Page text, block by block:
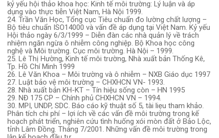
kỷ yếu hội thảo khoa học: Kinh tế môi trường: Lý luận và áp
dụng vào thực tiễn Việt Nam, Hà Nội 1999.
24. Trần Văn Học, Tổng cục Tiêu chuẩn đo lường chất lượng –
Bộ tiêu chuẩn ISO14000 và vấn đề áp dụng tại Việt Nam. Kỷ yếu
Hội thảo ngày 6/3/1999 – Diễn đàn các nhà quản lý về trách
nhiệm ngăn ngừa ô nhiễm công nghiệp. Bộ Khoa học công
nghệ và Môi trường. Cục môi trường. Hà Nội – 1999.
25. Lê Thị Hường, Kinh tế môi trường, Nhà xuất bản Thống Kê,
Tp. Hồ Chí Minh 1999
26. Lê Văn Khoa – Môi trường và ô nhiễm – NXB Giáo dục 1997
27. Luật bảo vệ môi trường – CHXHCN VN- 1993.
28. Nhà xuất bản KH-KT – Tín hiệu sống còn – HN 1995
29. NĐ 175 CP – Chính phủ CHXHCN VN – 1994.
30. MPI, UNDP, SDC. Báo cáo kỹ thuật số 5, tài liẹu tham khảo.
Phân tích chi phí – lợi ích về các vấn đề môi trường trong kế
hoạch phát triển, nghiên cứu tình huống xói mòn đất ở Bảo Lộc,
tỉnh Lâm Đồng. Tháng 7/2001. Những vấn đề môi trường trong